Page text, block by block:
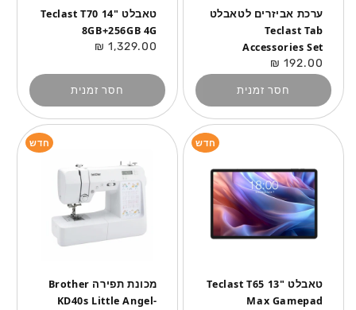
ערכת אביזרים לטאבלט
Teclast Tab
Accessories Set
מחיר
רגיל
192.00 ₪
חסר זמנית
טאבלט "14 Teclast T70
8GB+256GB 4G
מחיר
1,329.00 ₪
חסר זמנית
חדש
טאבלט "13 Teclast T65
Max Gamepad
חדש
מכונת תפירה Brother
KD40s Little Angel-